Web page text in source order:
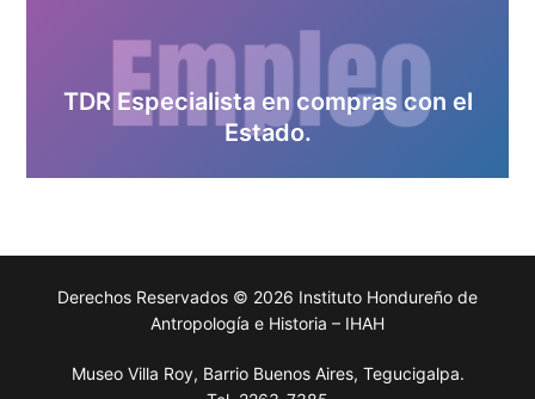
TDR Especialista en compras con el
Estado.
Derechos Reservados © 2026 Instituto Hondureño de
Antropología e Historia – IHAH
Museo Villa Roy, Barrio Buenos Aires, Tegucigalpa.